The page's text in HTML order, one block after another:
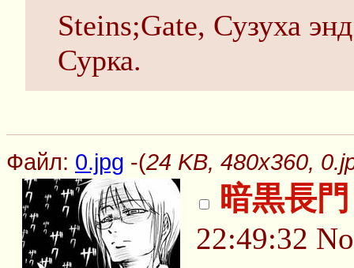
Steins;Gate, Сузуха
Сурка.
Файл: 0.jpg -(24 KB, 480x360,
暗黒長門
22:49:32